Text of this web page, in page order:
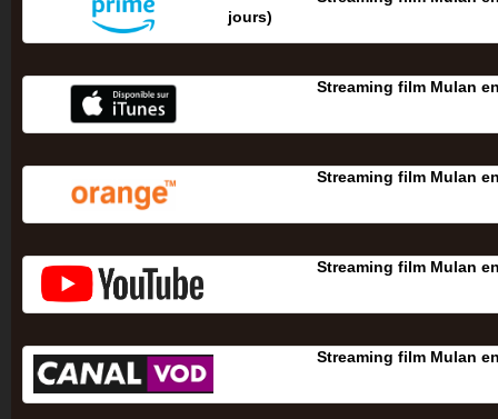
jours‎)
Streaming film Mulan
Streaming film Mulan
Streaming film Mulan
Streaming film Mulan